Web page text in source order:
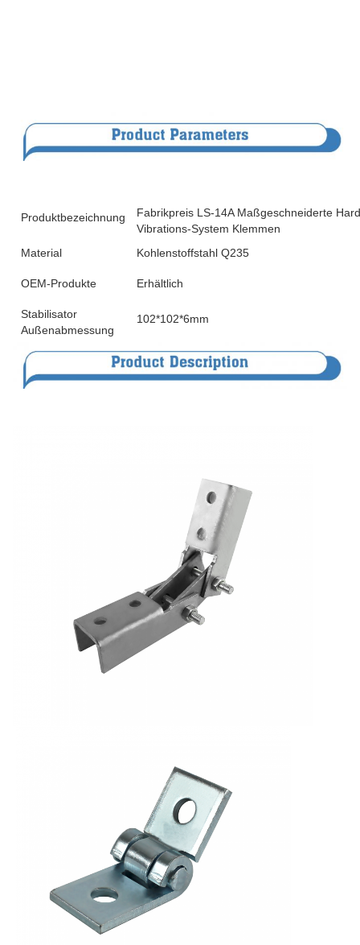
Produktbezeichnung
Fabrikpreis LS-14A Maßgeschneiderte
Vibrations-System Klemmen
Material
Kohlenstoffstahl Q235
OEM-Produkte Erhältlich
Stabilisator
Außenabmessung
102*102*6mm